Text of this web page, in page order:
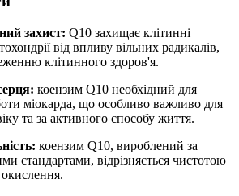
захист: Q10 захищає клітинні
від впливу вільних радикалів,
клітинного здоров'я.
коензим Q10 необхідний для
міокарда, що особливо важливо для
та за активного способу життя.
коензим Q10, вироблений за
стандартами, відрізняється чистотою
окислення.